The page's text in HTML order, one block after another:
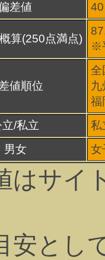
差値
算(250点満点)
※
値順位
全
福
/私立
私
男女
女
はサイ
安とし